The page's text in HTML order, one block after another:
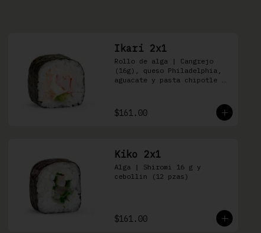
Ikari 2x1
Rollo de alga | Cangrejo
(16g), queso Philadelphia,
aguacate y pasta chipotle
$161.00
Kiko 2x1
Alga | Shiromi 16 g y
cebollin (12 pzas)
$161.00